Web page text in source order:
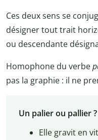
Ces deux sens se
désigner tout trait
ou descendante
Homophone du verbe
pas la graphie : il ne
Un palier ou pallier ?
Elle gravit en